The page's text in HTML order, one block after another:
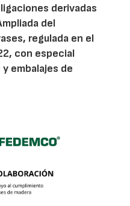
derivadas
del
regulada en el
con especial
embalajes de